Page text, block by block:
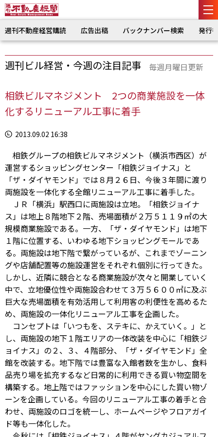
週刊不動産経営購読 広告出稿 バックナンバー検索 発行
週刊ビル経営・今週の注目記事 毎週月曜日更新
相鉄ビルマネジメント 2つの商業施設を一体
化するリニューアル工事に着手
2013.09.02 16:38
相鉄グループの相鉄ビルマネジメント（横浜市西区）が
運営するショッピングセンター「相鉄ジョイナス」と
「ザ・ダイヤモンド」では８月２６日、今後３年間に渡り
両施設を一体化する全館リニューアル工事に着手した。
ＪＲ「横浜」駅西口に両施設は立地。「相鉄ジョイナ
ス」は地上８階地下２階、売場面積が２万５１１９㎡の大
規模商業施設である。一方、「ザ・ダイヤモンド」は地下
１階に位置する、いわゆる地下ショッピングモールであ
る。両施設は地下階で繋がっているが、これまでゾーニン
グや店舗配置等の施設運営をそれぞれ個別に行ってきた。
しかし、近隣に競合となる商業施設が次々と開業していく
中で、立地優位性や両施設合わせて３万５６００㎡に及ぶ
巨大な売場面積を有効活用して利用客の利便性を高めるた
め、両施設の一体化リニューアル工事を企画した。
コンセプトは「いつもを、ステキに、かえていく。」と
し、両施設の地下１階エリアの一体改装を中心に「相鉄ジ
ョイナス」の２、３、４階部分、「ザ・ダイヤモンド」全
館を改装する。地下階では豊富な入館者数を生かし、食料
品売り場を拡充するなど日常的に利用できる買い物空間を
構築する。地上階ではファッションを中心にした買い物ゾ
ーンを企画している。今回のリニューアル工事の着手と合
わせ、両施設のロゴを統一し、ホームページやフロアガイ
ド等も一体化した。